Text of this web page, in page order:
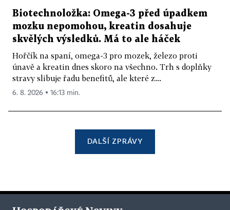
Biotechnoložka: Omega-3 před úpadkem
mozku nepomohou, kreatin dosahuje
skvělých výsledků. Má to ale háček
Hořčík na spaní, omega-3 pro mozek, železo proti
únavě a kreatin dnes skoro na všechno. Trh s doplňky
stravy slibuje řadu benefitů, ale které z...
6. 8. 2026 ▪ 16:13 min.
DALŠÍ ZPRÁVY